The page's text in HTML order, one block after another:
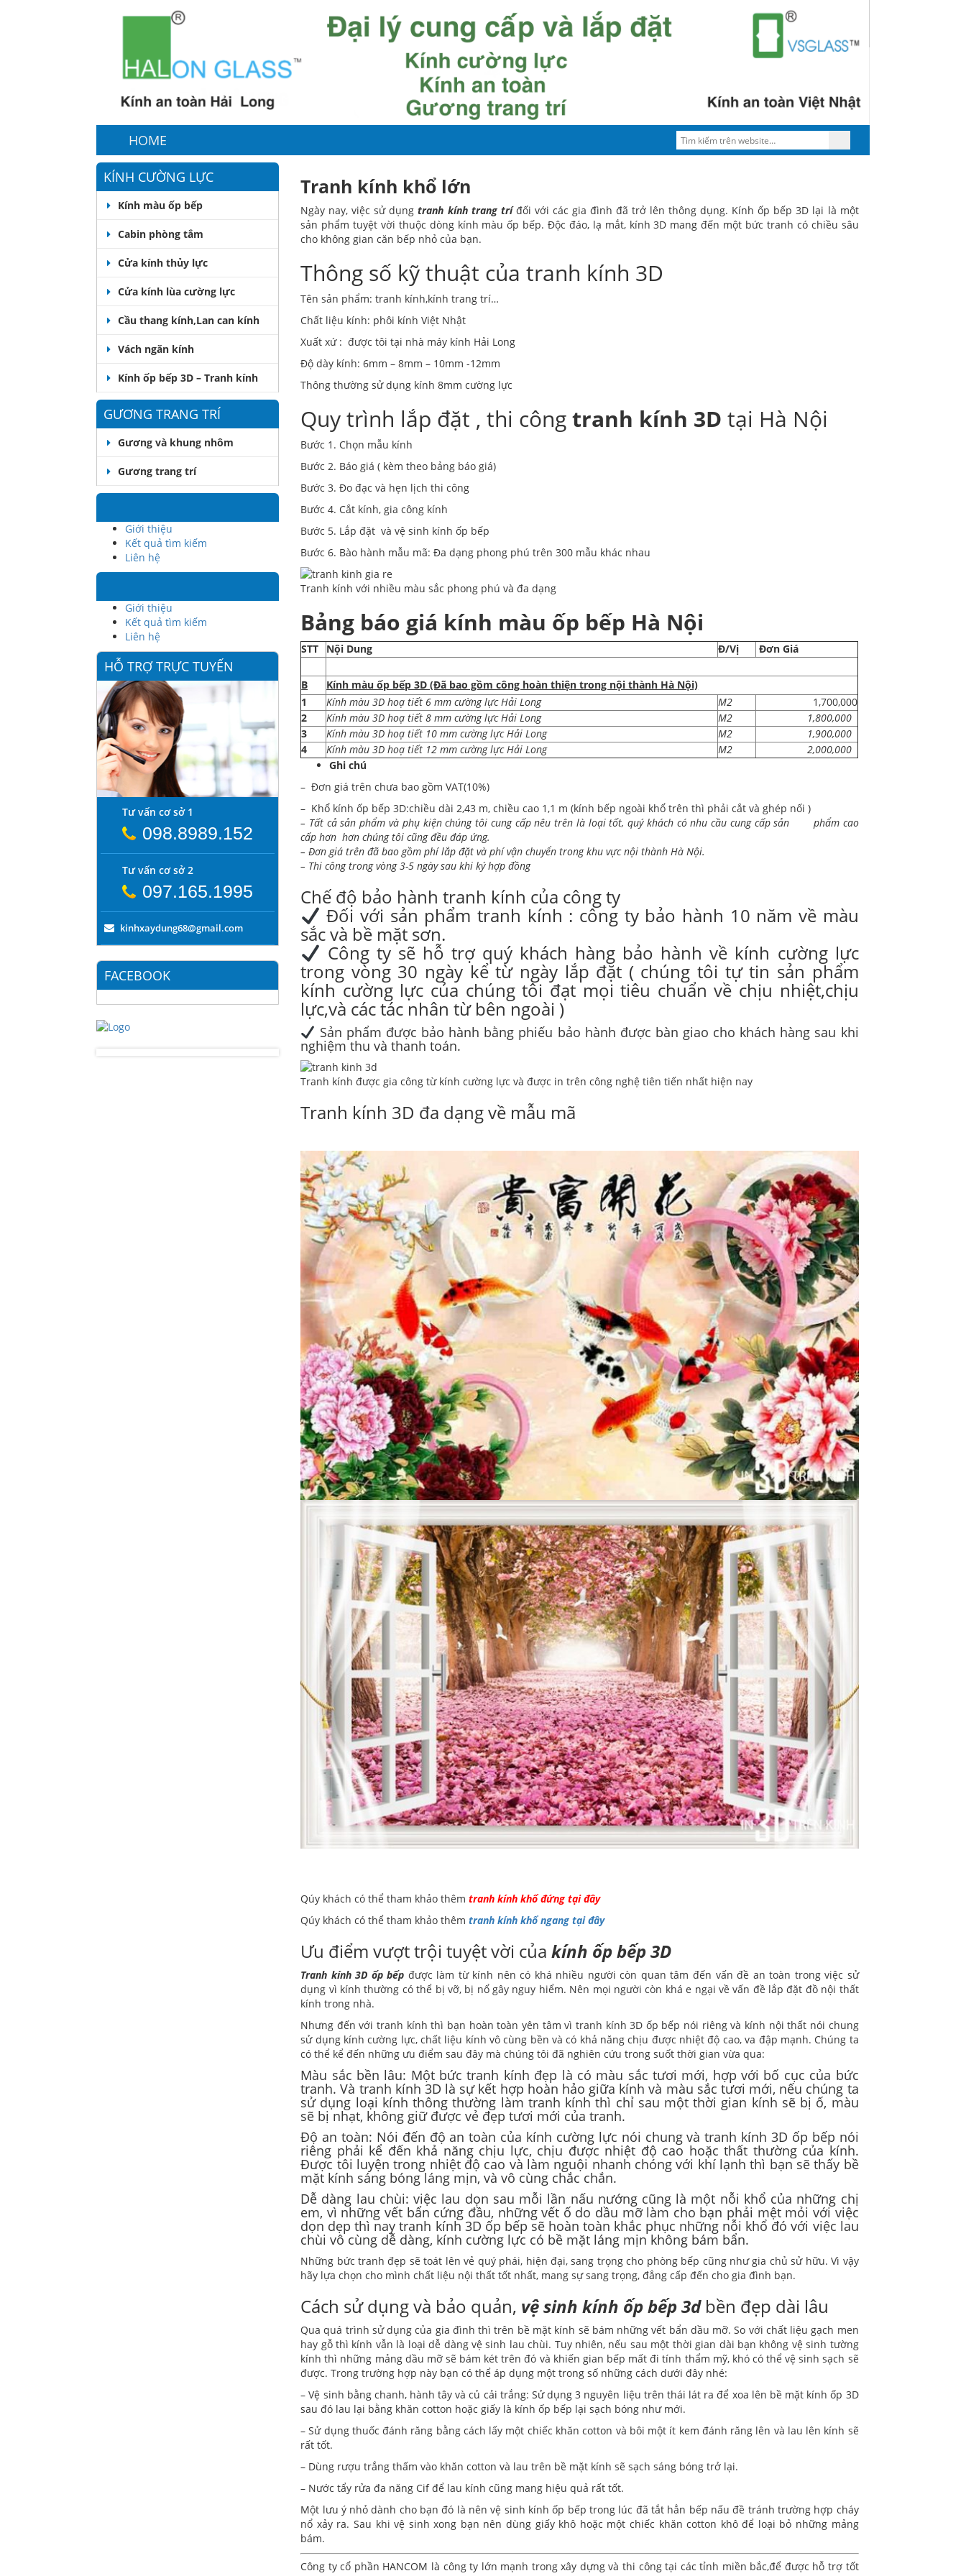
HOME
KÍNH CƯỜNG LỰC
Kính màu ốp bếp
Cabin phòng tắm
Cửa kính thủy lực
Cửa kính lùa cường lực
Cầu thang kính,Lan can kính
Vách ngăn kính
Kính ốp bếp 3D – Tranh kính
GƯƠNG TRANG TRÍ
Gương và khung nhôm
Gương trang trí
Giới thiệu
Kết quả tìm kiếm
Liên hệ
Giới thiệu
Kết quả tìm kiếm
Liên hệ
HỖ TRỢ TRỰC TUYẾN
Tư vấn cơ sở 1
098.8989.152
Tư vấn cơ sở 2
097.165.1995
kinhxaydung68@gmail.com
FACEBOOK
Tranh kính khổ lớn
Ngày nay, việc sử dụng tranh kính trang tríđối với các gia đình đã trở lên thông dụng. Kính ốp bếp 3D lại là một
sản phẩm tuyệt vời thuộc dòng kính màu ốp bếp. Độc đáo, lạ mắt, kính 3D mang đến một bức tranh có chiều sâu
cho không gian căn bếp nhỏ của bạn.
Thông số kỹ thuật của tranh kính 3D
Tên sản phẩm: tranh kính,kính trang trí…
Chất liệu kính: phôi kính Việt Nhật
Xuất xứ : được tôi tại nhà máy kính Hải Long
Độ dày kính: 6mm – 8mm – 10mm -12mm
Thông thường sử dụng kính 8mm cường lực
Quy trình lắp đặt , thi côngtranh kính 3D tại Hà Nội
Bước 1. Chọn mẫu kính
Bước 2. Báo giá ( kèm theo bảng báo giá)
Bước 3. Đo đạc và hẹn lịch thi công
Bước 4. Cắt kính, gia công kính
Bước 5. Lắp đặt và vệ sinh kính ốp bếp
Bước 6. Bào hành mẫu mã: Đa dạng phong phú trên 300 mẫu khác nhau
Tranh kính với nhiều màu sắc phong phú và đa dạng
Bảng báo giá kính màu ốp bếp Hà Nội
STT Nội Dung Đ/Vị Đơn Giá
B
Kính màu ốp bếp 3D (Đã bao gồm công hoàn thiện trong nội thành Hà Nội)
1
Kính màu 3D hoạ tiết 6 mm cường lực Hải Long M2
1,700,000
2
Kính màu 3D hoạ tiết 8 mm cường lực Hải Long M2
1,800,000
3
Kính màu 3D hoạ tiết 10 mm cường lực Hải Long M2
1,900,000
4
Kính màu 3D hoạ tiết 12 mm cường lực Hải Long M2
2,000,000
Ghi chú
– Đơn giá trên chưa bao gồm VAT(10%)
– Khổ kính ốp bếp 3D:chiều dài 2,43 m, chiều cao 1,1 m (kính bếp ngoài khổ trên thì phải cắt và ghép nối )
– Tất cả sản phẩm và phụ kiện chúng tôi cung cấp nêu trên là loại tốt, quý khách có nhu cầu cung cấp sản phẩm cao
cấp hơn hơn chúng tôi cũng đều đáp ứng.
– Đơn giá trên đã bao gồm phí lắp đặt và phí vận chuyển trong khu vực nội thành Hà Nội.
– Thi công trong vòng 3-5 ngày sau khi ký hợp đồng
Chế độ bảo hành tranh kính của công ty
Đối với sản phẩm tranh kính : công ty bảo hành 10 năm về màu
sắc và bề mặt sơn.
Công ty sẽ hỗ trợ quý khách hàng bảo hành về kính cường lực
trong vòng 30 ngày kể từ ngày lắp đặt ( chúng tôi tự tin sản phẩm
kính cường lực của chúng tôi đạt mọi tiêu chuẩn về chịu nhiệt,chịu
lực,và các tác nhân từ bên ngoài )
Sản phẩm được bảo hành bằng phiếu bảo hành được bàn giao cho khách hàng sau khi
nghiệm thu và thanh toán.
Tranh kính được gia công từ kính cường lực và được in trên công nghệ tiên tiến nhất hiện nay
Tranh kính 3D đa dạng về mẫu mã
Qúy khách có thể tham khảo thêmtranh kính khổ đứng tại đây
Qúy khách có thể tham khảo thêmtranh kính khổ ngang tại đây
Ưu điểm vượt trội tuyệt vời củakính ốp bếp 3D
Tranh kính 3D ốp bếp được làm từ kính nên có khá nhiều người còn quan tâm đến vấn đề an toàn trong việc sử
dụng vì kính thường có thể bị vỡ, bị nổ gây nguy hiểm. Nên mọi người còn khá e ngại về vấn đề lắp đặt đồ nội thất
kính trong nhà.
Nhưng đến với tranh kính thì bạn hoàn toàn yên tâm vì tranh kính 3D ốp bếp nói riêng và kính nội thất nói chung
sử dụng kính cường lực, chất liệu kính vô cùng bền và có khả năng chịu được nhiệt độ cao, va đập mạnh. Chúng ta
có thể kể đến những ưu điểm sau đây mà chúng tôi đã nghiên cứu trong suốt thời gian vừa qua:
Màu sắc bền lâu: Một bức tranh kính đẹp là có màu sắc tươi mới, hợp với bố cục của bức
tranh. Và tranh kính 3D là sự kết hợp hoàn hảo giữa kính và màu sắc tươi mới, nếu chúng ta
sử dụng loại kính thông thường làm tranh kính thì chỉ sau một thời gian kính sẽ bị ố, màu
sẽ bị nhạt, không giữ được vẻ đẹp tươi mới của tranh.
Độ an toàn: Nói đến độ an toàn của kính cường lực nói chung và tranh kính 3D ốp bếp nói
riêng phải kể đến khả năng chịu lực, chịu được nhiệt độ cao hoặc thất thường của kính.
Được tôi luyện trong nhiệt độ cao và làm nguội nhanh chóng với khí lạnh thì bạn sẽ thấy bề
mặt kính sáng bóng láng mịn, và vô cùng chắc chắn.
Dễ dàng lau chùi: việc lau dọn sau mỗi lần nấu nướng cũng là một nỗi khổ của những chị
em, vì những vết bẩn cứng đầu, những vết ố do dầu mỡ làm cho bạn phải mệt mỏi với việc
dọn dẹp thì nay tranh kính 3D ốp bếp sẽ hoàn toàn khắc phục những nỗi khổ đó với việc lau
chùi vô cùng dễ dàng, kính cường lực có bề mặt láng mịn không bám bẩn.
Những bức tranh đẹp sẽ toát lên vẻ quý phái, hiện đại, sang trọng cho phòng bếp cũng như gia chủ sử hữu. Vì vậy
hãy lựa chọn cho mình chất liệu nội thất tốt nhất, mang sự sang trọng, đẳng cấp đến cho gia đình bạn.
Cách sử dụng và bảo quản, vệ sinh kính ốp bếp 3dbền đẹp dài lâu
Qua quá trình sử dụng của gia đình thì trên bề mặt kính sẽ bám những vết bẩn dầu mỡ. So với chất liệu gạch men
hay gỗ thì kính vẫn là loại dễ dàng vệ sinh lau chùi. Tuy nhiên, nếu sau một thời gian dài bạn không vệ sinh tường
kính thì những mảng dầu mỡ sẽ bám két trên đó và khiến gian bếp mất đi tính thẩm mỹ, khó có thể vệ sinh sạch sẽ
được. Trong trường hợp này bạn có thể áp dụng một trong số những cách dưới đây nhé:
– Vệ sinh bằng chanh, hành tây và củ cải trắng: Sử dụng 3 nguyên liệu trên thái lát ra để xoa lên bề mặt kính ốp 3D
sau đó lau lại bằng khăn cotton hoặc giấy là kính ốp bếp lại sạch bóng như mới.
– Sử dụng thuốc đánh răng bằng cách lấy một chiếc khăn cotton và bôi một ít kem đánh răng lên và lau lên kính sẽ
rất tốt.
– Dùng rượu trắng thấm vào khăn cotton và lau trên bề mặt kính sẽ sạch sáng bóng trở lại.
– Nước tẩy rửa đa năng Cif để lau kính cũng mang hiệu quả rất tốt.
Một lưu ý nhỏ dành cho bạn đó là nên vệ sinh kính ốp bếp trong lúc đã tắt hẳn bếp nấu đề tránh trường hợp cháy
nổ xảy ra. Sau khi vệ sinh xong bạn nên dùng giấy khô hoặc một chiếc khăn cotton khô để loại bỏ những mảng
bám.
Công ty cổ phần HANCOM là công ty lớn mạnh trong xây dựng và thi công tại các tỉnh miền bắc,để được hỗ trợ tốt